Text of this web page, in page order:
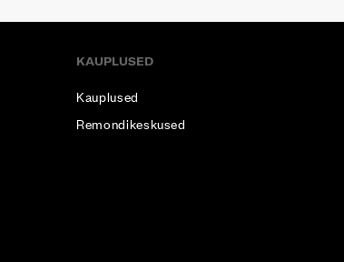
KAUPLUSED
Kauplused
Remondikeskused